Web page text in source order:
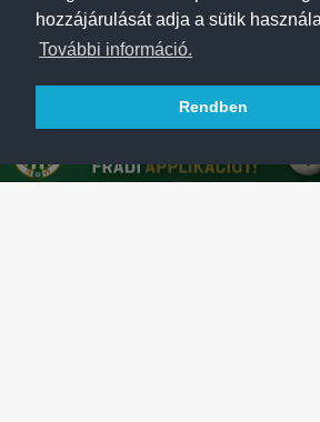
hozzájárulását adja a sütik
További információ.
Rendben
A FERENCVÁROSI TORNA